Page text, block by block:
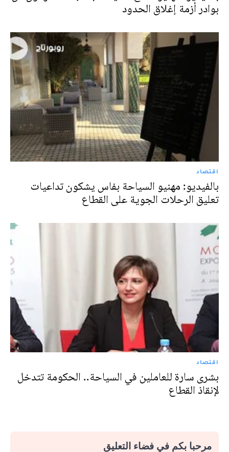
بوادر أزمة إغلاق الحدود
اقتصاد
بالفيديو: مهنيو السياحة بفاس يشكون تداعيات
تعليق الرحلات الجوية على القطاع
اقتصاد
بشرى سارة للعاملين في السياحة.. الحكومة تتدخل
لإنقاذ القطاع
مرحبا بكم في فضاء التعليق